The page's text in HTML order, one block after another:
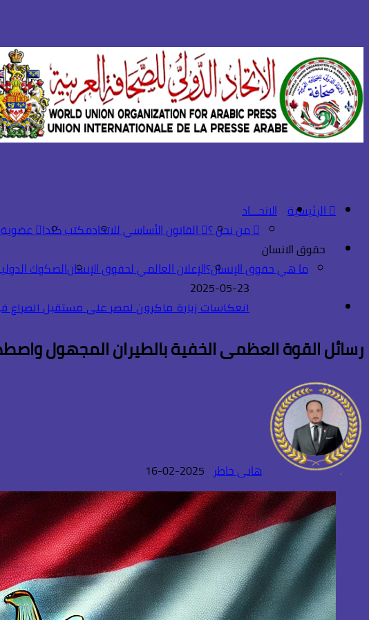
الرئيسية الاتحـــاد
من نحن ؟ القانون الأساسي للاتحادمكتب كندا عضوية
حقوق الانسان
ما هي حقوق الإنسان؟الإعلان العالمي لحقوق الإنسانالصكوك
رسائل القوة العظمى الخفية بالطيران المجهول
هانى خاطر 2025-02-16
2025-05-23
انعكاسات زيارة ماكرون لمصر على مستقبل الصراع